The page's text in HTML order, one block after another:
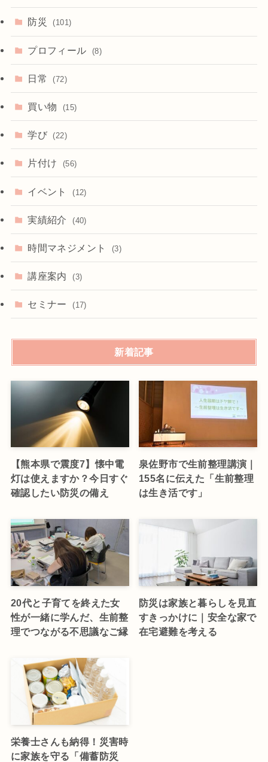
防災 (101)
プロフィール (8)
日常 (72)
買い物 (15)
学び (22)
片付け (56)
イベント (12)
実績紹介 (40)
時間マネジメント (3)
講座案内 (3)
セミナー (17)
新着記事
【熊本県で震度7】懐中電
灯は使えますか？今日すぐ
確認したい防災の備え
泉佐野市で生前整理講演｜
155名に伝えた「生前整理
は生き活です」
20代と子育てを終えた女
性が一緒に学んだ、生前整
理でつながる不思議なご縁
防災は家族と暮らしを見直
すきっかけに｜安全な家で
在宅避難を考える
栄養士さんも納得！災害時
に家族を守る「備蓄防災